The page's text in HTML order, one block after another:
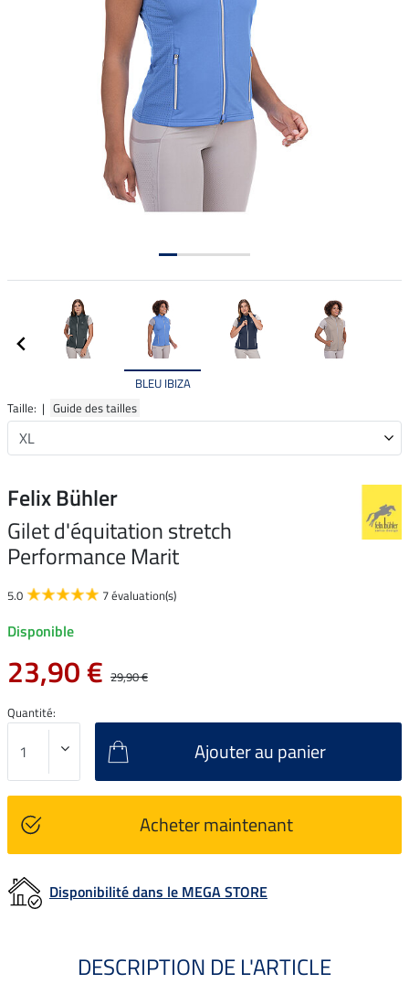
BLEU IBIZA
Taille: | Guide des tailles
Felix Bühler
Gilet d'équitation stretch
Performance Marit
5.0 7 évaluation(s)
Disponible
23,90 € 29,90 €
Quantité:
Ajouter au panier
Acheter maintenant
Disponibilité dans le MEGA STORE
DESCRIPTION DE L'ARTICLE